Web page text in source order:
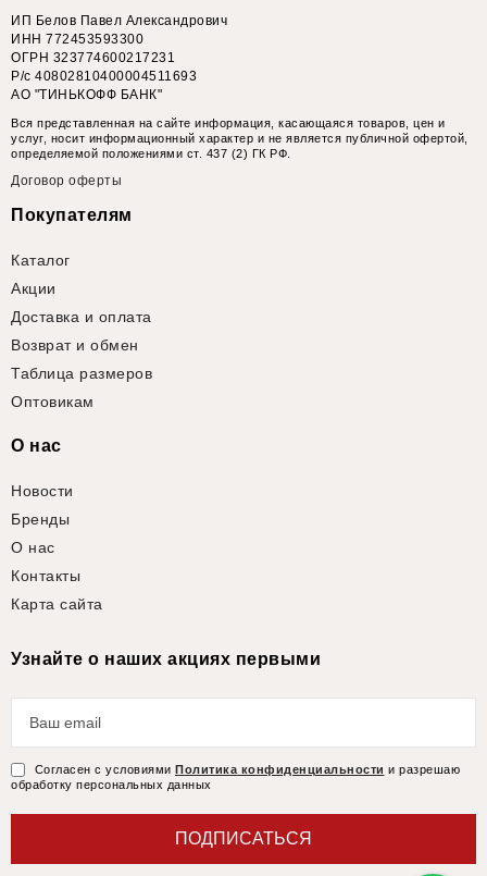
ИП Белов Павел Александрович
ИНН 772453593300
ОГРН 323774600217231
Р/с 40802810400004511693
АО "ТИНЬКОФФ БАНК"
Вся представленная на сайте информация, касающаяся товаров, цен и
услуг, носит информационный характер и не является публичной офертой,
определяемой положениями ст. 437 (2) ГК РФ.
Договор оферты
Покупателям
Каталог
Акции
Доставка и оплата
Возврат и обмен
Таблица размеров
Оптовикам
О нас
Новости
Бренды
О нас
Контакты
Карта сайта
Узнайте о наших акциях первыми
Согласен с условиями Политика конфиденциальности и разрешаю
обработку персональных данных
ПОДПИСАТЬСЯ